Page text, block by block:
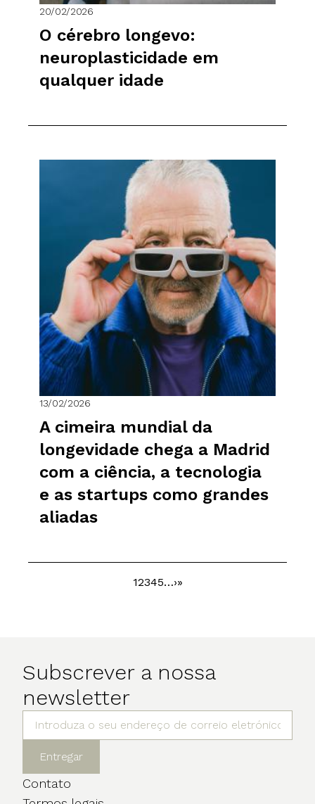
20/02/2026
O cérebro longevo:
neuroplasticidade em
qualquer idade
13/02/2026
A cimeira mundial da
longevidade chega a Madrid
com a ciência, a tecnologia
e as startups como grandes
aliadas
Paginação
Página
1Página
2Página
3Página
4Página
5…Próxima
›Última
»
Subscrever a nossa
newsletter
Entregar
Contato